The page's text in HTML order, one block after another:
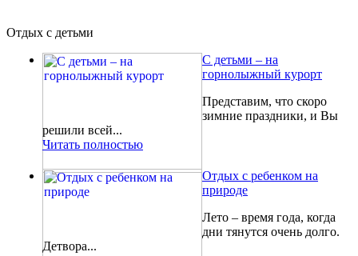
Отдых с детьми
С детьми – на
горнолыжный курорт
Представим, что скоро
зимние праздники, и Вы
решили всей...
Читать полностью
Отдых с ребенком на
природе
Лето – время года, когда
дни тянутся очень долго.
Детвора...